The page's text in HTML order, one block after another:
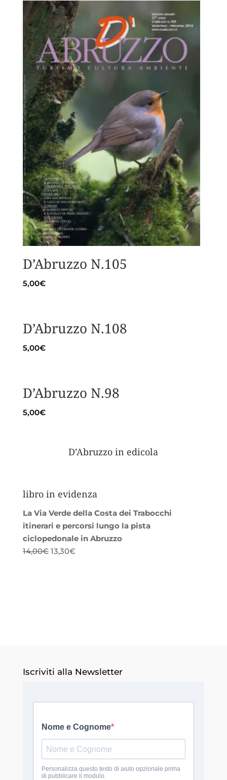
D’Abruzzo N.105
5,00€
D’Abruzzo N.108
5,00€
D’Abruzzo N.98
5,00€
D’Abruzzo in edicola
libro in evidenza
La Via Verde della Costa dei Trabocchi
itinerari e percorsi lungo la pista
ciclopedonale in Abruzzo
14,00€ Il
13,30€Il
Iscriviti alla Newsletter